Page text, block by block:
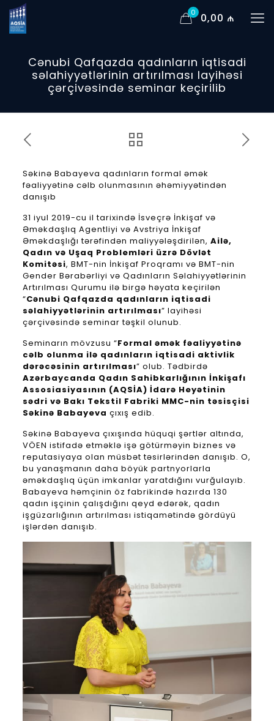
0 0,00 ₼
Cənubi Qafqazda qadınların iqtisadi
səlahiyyətlərinin artırılması layihəsi
çərçivəsində seminar keçirilib
Səkinə Babayeva qadınların formal əmək
fəaliyyətinə cəlb olunmasının əhəmiyyətindən
danışıb
31 iyul 2019-cu il tarixində İsveçrə İnkişaf və
Əməkdaşlıq Agentliyi və Avstriya İnkişaf
Əməkdaşlığı tərəfindən maliyyələşdirilən, Ailə,
Qadın və Uşaq Problemləri üzrə Dövlət
Komitəsi, BMT-nin İnkişaf Proqramı və BMT-nin
Gender Bərabərliyi və Qadınların Səlahiyyətlərinin
Artırılması Qurumu ilə birgə həyata keçirilən
“Cənubi Qafqazda qadınların iqtisadi
səlahiyyətlərinin artırılması” layihəsi
çərçivəsində seminar təşkil olunub.
Seminarın mövzusu “Formal əmək fəaliyyətinə
cəlb olunma ilə qadınların iqtisadi aktivlik
dərəcəsinin artırılması” olub. Tədbirdə
Azərbaycanda Qadın Sahibkarlığının İnkişafı
Assosiasiyasının (AQSİA) İdarə Heyətinin
sədri və Bakı Tekstil Fabriki MMC-nin təsisçisi
Səkinə Babayeva çıxış edib.
Səkinə Babayeva çıxışında hüquqi şərtlər altında,
VÖEN istifadə etməklə işə götürməyin biznes və
reputasiyaya olan müsbət təsirlərindən danışıb. O,
bu yanaşmanın daha böyük partnyorlarla
əməkdaşlıq üçün imkanlar yaratdığını vurğulayıb.
Babayeva həmçinin öz fabrikində hazırda 130
qadın işçinin çalışdığını qeyd edərək, qadın
işgüzarlığının artırılması istiqamətində gördüyü
işlərdən danışıb.